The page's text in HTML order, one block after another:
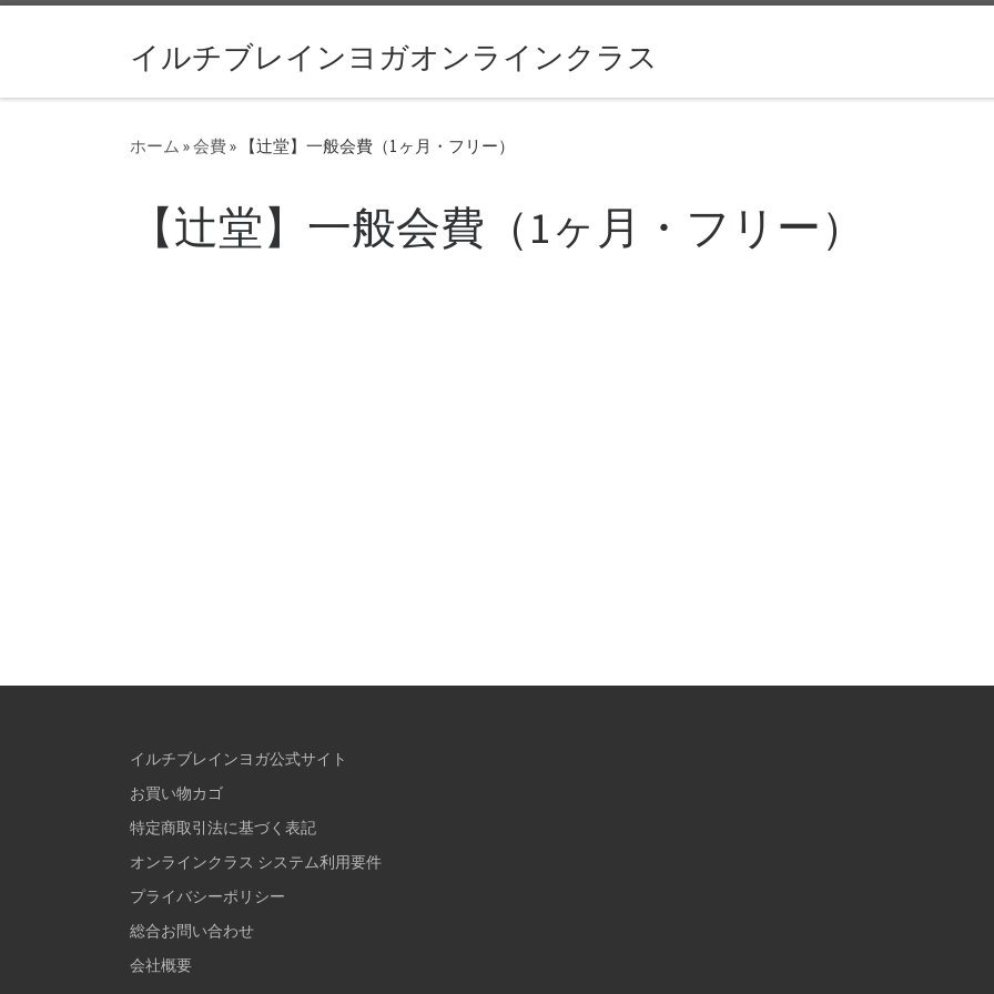
イルチブレインヨガオンラインクラス
ホーム »会費» 【辻堂】一般会費（1ヶ月・フリー）
【辻堂】一般会費（1ヶ月・フリー）
イルチブレインヨガ公式サイト
お買い物カゴ
特定商取引法に基づく表記
オンラインクラス システム利用要件
プライバシーポリシー
総合お問い合わせ
会社概要